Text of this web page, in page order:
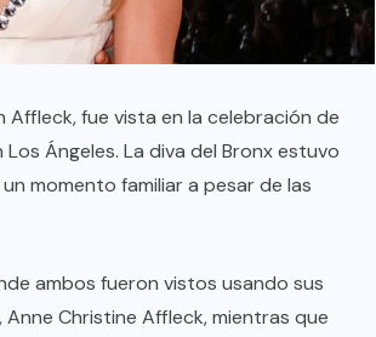
Affleck, fue vista en la celebración de
Ángeles. La diva del Bronx estuvo
momento familiar a pesar de las
ambos fueron vistos usando sus
Christine Affleck, mientras que